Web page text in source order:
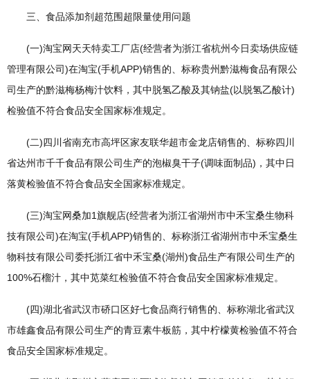
三、食品添加剂超范围超限量使用问题
(一)淘宝网天天特卖工厂店(经营者为浙江省杭州今日卖场供应链
管理有限公司)在淘宝(手机APP)销售的、标称贵州黔滋梅食品有限公
司生产的黔滋梅杨梅汁饮料，其中脱氢乙酸及其钠盐(以脱氢乙酸计)
检验值不符合食品安全国家标准规定。
(二)四川省南充市高坪区家友联华超市金龙店销售的、标称四川
省达州市千千食品有限公司生产的泡椒臭干子(调味面制品)，其中日
落黄检验值不符合食品安全国家标准规定。
(三)淘宝网桑加1旗舰店(经营者为浙江省湖州市中禾宝桑生物科
技有限公司)在淘宝(手机APP)销售的、标称浙江省湖州市中禾宝桑生
物科技有限公司委托浙江省中禾宝桑(湖州)食品生产有限公司生产的
100%石榴汁，其中苋菜红检验值不符合食品安全国家标准规定。
(四)湖北省武汉市硚口区好七食品商行销售的、标称湖北省武汉
市雄鑫食品有限公司生产的青豆素牛板筋，其中柠檬黄检验值不符合
食品安全国家标准规定。